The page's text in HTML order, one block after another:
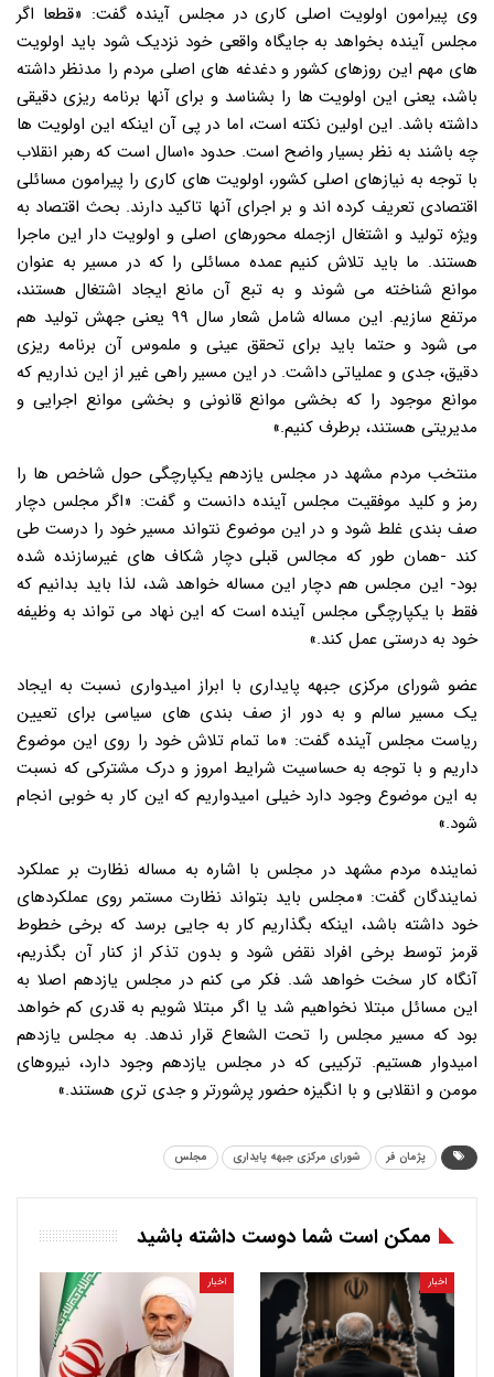
وی پیرامون اولویت اصلی کاری در مجلس آینده گفت: «قطعا اگر
مجلس آینده بخواهد به جایگاه واقعی خود نزدیک شود باید اولویت
های مهم این روزهای کشور و دغدغه های اصلی مردم را مدنظر داشته
باشد، یعنی این اولویت ها را بشناسد و برای آنها برنامه ریزی دقیقی
داشته باشد. این اولین نکته است، اما در پی آن اینکه این اولویت ها
چه باشند به نظر بسیار واضح است. حدود ۱۰سال است که رهبر انقلاب
با توجه به نیازهای اصلی کشور، اولویت های کاری را پیرامون مسائلی
اقتصادی تعریف کرده اند و بر اجرای آنها تاکید دارند. بحث اقتصاد به
ویژه تولید و اشتغال ازجمله محورهای اصلی و اولویت دار این ماجرا
هستند. ما باید تلاش کنیم عمده مسائلی را که در مسیر به عنوان
موانع شناخته می شوند و به تبع آن مانع ایجاد اشتغال هستند،
مرتفع سازیم. این مساله شامل شعار سال ۹۹ یعنی جهش تولید هم
می شود و حتما باید برای تحقق عینی و ملموس آن برنامه ریزی
دقیق، جدی و عملیاتی داشت. در این مسیر راهی غیر از این نداریم که
موانع موجود را که بخشی موانع قانونی و بخشی موانع اجرایی و
مدیریتی هستند، برطرف کنیم.»
منتخب مردم مشهد در مجلس یازدهم یکپارچگی حول شاخص ها را
رمز و کلید موفقیت مجلس آینده دانست و گفت: «اگر مجلس دچار
صف بندی غلط شود و در این موضوع نتواند مسیر خود را درست طی
کند -همان طور که مجالس قبلی دچار شکاف های غیرسازنده شده
بود- این مجلس هم دچار این مساله خواهد شد، لذا باید بدانیم که
فقط با یکپارچگی مجلس آینده است که این نهاد می تواند به وظیفه
خود به درستی عمل کند.»
عضو شورای مرکزی جبهه پایداری با ابراز امیدواری نسبت به ایجاد
یک مسیر سالم و به دور از صف بندی های سیاسی برای تعیین
ریاست مجلس آینده گفت: «ما تمام تلاش خود را روی این موضوع
داریم و با توجه به حساسیت شرایط امروز و درک مشترکی که نسبت
به این موضوع وجود دارد خیلی امیدواریم که این کار به خوبی انجام
شود.»
نماینده مردم مشهد در مجلس با اشاره به مساله نظارت بر عملکرد
نمایندگان گفت: «مجلس باید بتواند نظارت مستمر روی عملکردهای
خود داشته باشد، اینکه بگذاریم کار به جایی برسد که برخی خطوط
قرمز توسط برخی افراد نقض شود و بدون تذکر از کنار آن بگذریم،
آنگاه کار سخت خواهد شد. فکر می کنم در مجلس یازدهم اصلا به
این مسائل مبتلا نخواهیم شد یا اگر مبتلا شویم به قدری کم خواهد
بود که مسیر مجلس را تحت الشعاع قرار ندهد. به مجلس یازدهم
امیدوار هستیم. ترکیبی که در مجلس یازدهم وجود دارد، نیروهای
مومن و انقلابی و با انگیزه حضور پرشورتر و جدی تری هستند.»
پژمان فر شورای مرکزی جبهه پایداری مجلس
ممکن است شما دوست داشته باشید
اخبار اخبار